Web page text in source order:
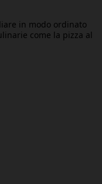
in modo ordinato
come la pizza al